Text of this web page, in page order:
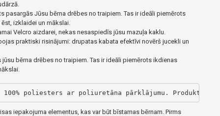
pasargās Jūsu bērna drēbes no traipiem.Tas ir ideāli piemērots
izklaidei un mākslai.
Velcro aizdarei, nekas nesaspiedīs jūsu mazuļa kaklu.
praktiski risinājumi: drupatas kabata efektīvi novērš jucekli un
bērna drēbes no traipiem.Tas ir ideāli piemērots ikdienas
poliesters ar poliuretāna pārklājumu. Produkta
iepakojuma elementus, kas var būt bīstamas bērnam. Pirms